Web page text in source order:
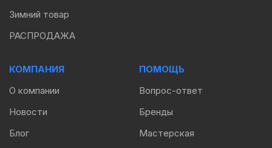
Зимний товар
РАСПРОДАЖА
КОМПАНИЯ
О компании
Новости
Блог
ПОМОЩЬ
Вопрос-ответ
Бренды
Мастерская